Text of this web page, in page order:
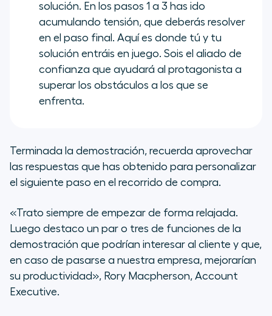
solución. En los pasos 1 a 3 has ido
acumulando tensión, que deberás resolver
en el paso final. Aquí es donde tú y tu
solución entráis en juego. Sois el aliado de
confianza que ayudará al protagonista a
superar los obstáculos a los que se
enfrenta.
Terminada la demostración, recuerda aprovechar
las respuestas que has obtenido para personalizar
el siguiente paso en el recorrido de compra.
«Trato siempre de empezar de forma relajada.
Luego destaco un par o tres de funciones de la
demostración que podrían interesar al cliente y que,
en caso de pasarse a nuestra empresa, mejorarían
su productividad», Rory Macpherson, Account
Executive.